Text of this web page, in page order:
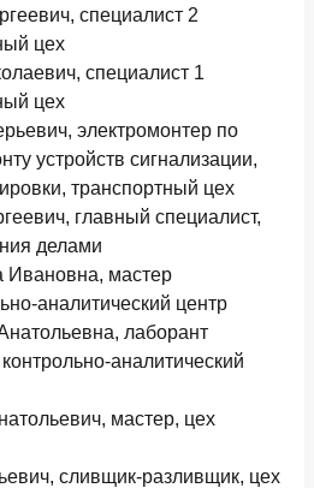
специалист 2
цех
специалист 1
цех
электромонтер по
устройств сигнализации,
транспортный цех
главный специалист,
делами
Ивановна, мастер
аналитический центр
лаборант
аналитический
мастер, цех
сливщик-разливщик, цех